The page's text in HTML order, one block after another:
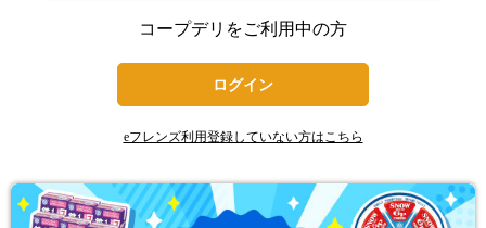
コープデリをご利用中の方
ログイン
eフレンズ利用登録していない方はこちら